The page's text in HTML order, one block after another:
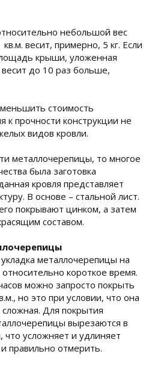
небольшой вес
весит, примерно, 5 кг. Если
крыши, уложенная
до 10 раз больше,
стоимость
к прочности конструкции не
видов кровли.
металлочерепицы, то многое
была заготовка
кровля представляет
В основе – стальной лист.
покрывают цинком, а затем
составом.
металлочерепицы на
короткое время.
можно запросто покрыть
но это при условии, что она
сложная. Для покрытия
вырезаются в
что усложняет и удлиняет
правильно отмерить.